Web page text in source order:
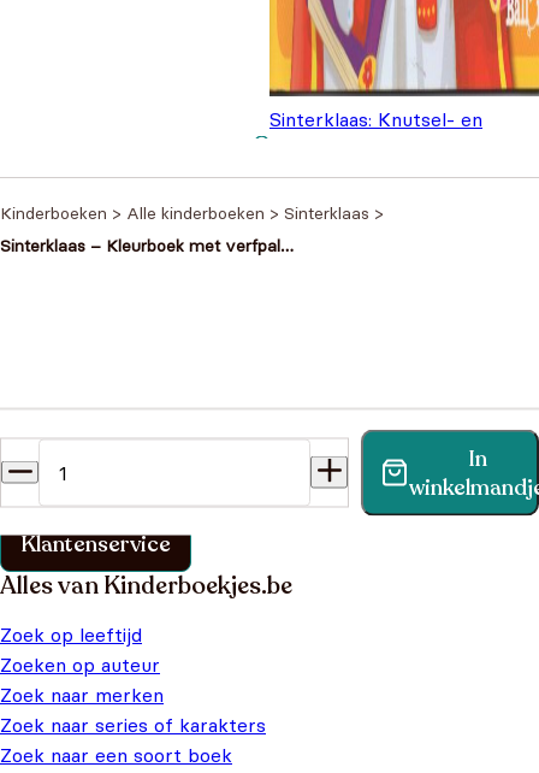
Sinterklaas: Knutsel- en
Kinderboeken > Alle kinderboeken > Sinterklaas >
Sinterklaas – Kleurboek met verfpalet
In
Vind binnen no-time antwoord op je vraag op onze
klantenservice pagina.
Klantenservice
Alles van Kinderboekjes.be
Zoek op leeftijd
Zoeken op auteur
Zoek naar merken
Zoek naar series of karakters
Zoek naar een soort boek